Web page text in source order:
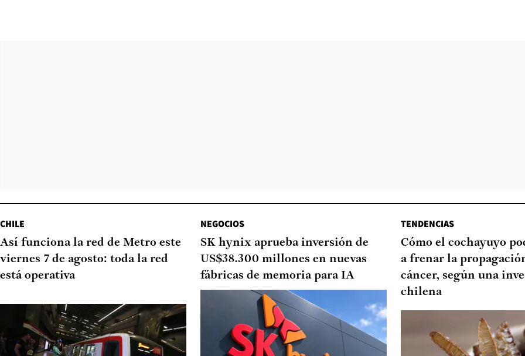
CHILE
Así funciona la red de Metro este
viernes 7 de agosto: toda la red
está operativa
NEGOCIOS
SK hynix aprueba inversión de
US$38.300 millones en nuevas
fábricas de memoria para IA
TENDENCIAS
Cómo el cochayuyo
a frenar la
cáncer, según una
chilena